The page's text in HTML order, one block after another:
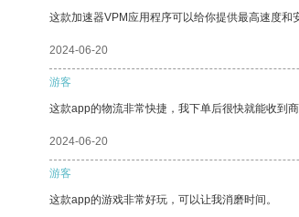
这款加速器VPM应用程序可以给你提供最高速度和
2024-06-20
游客
这款app的物流非常快捷，我下单后很快就能收到商
2024-06-20
游客
这款app的游戏非常好玩，可以让我消磨时间。